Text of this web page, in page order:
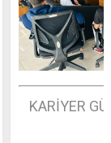
KARİYER